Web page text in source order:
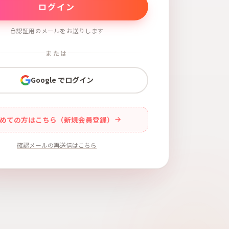
認証用のメールをお送りします
または
Google でログイン
ての方はこちら（新規会員登録）
確認メールの再送信はこちら